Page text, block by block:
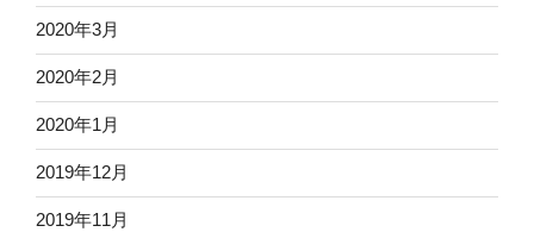
2020年3月
2020年2月
2020年1月
2019年12月
2019年11月